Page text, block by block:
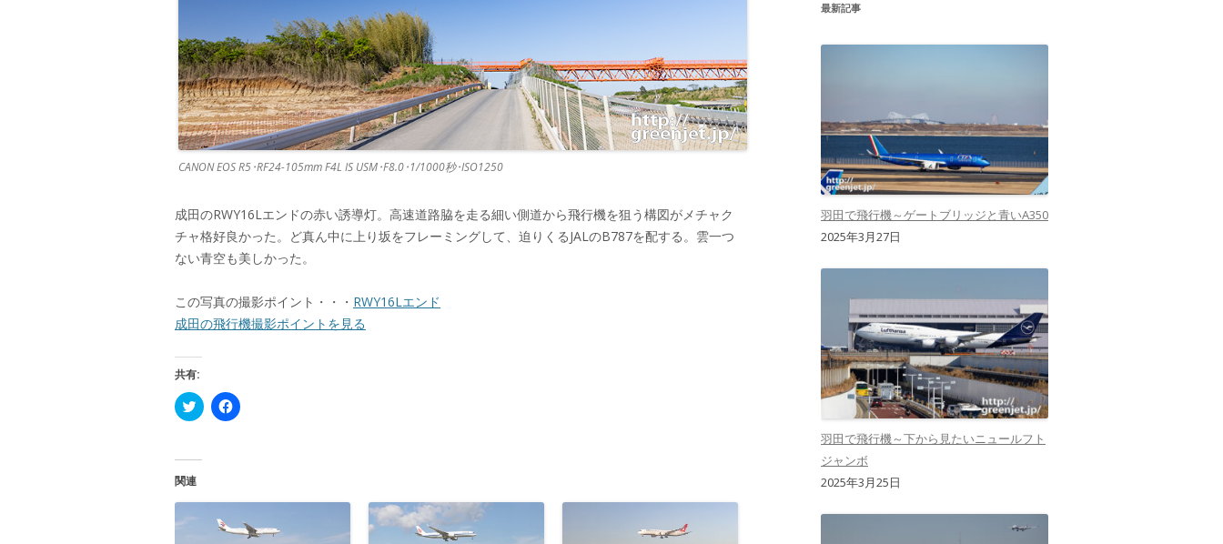
CANON EOS R5･RF24-105mm F4L IS USM･F8.0･1/1000秒･ISO1250
成田のRWY16Lエンドの赤い誘導灯。高速道路脇を走る細い側道から飛行機を狙う構図がメチャク
チャ格好良かった。ど真ん中に上り坂をフレーミングして、迫りくるJALのB787を配する。雲一つ
ない青空も美しかった。
この写真の撮影ポイント・・・ RWY16Lエンド
成田の飛行機撮影ポイントを見る
共有:
ク
リ
て
i
F
a
で
有
す
関連
最新記事
羽田で飛行機～ゲートブリッジと青いA350
2025年3月27日
羽田で飛行機～下から見たいニュールフト
ジャンボ
2025年3月25日